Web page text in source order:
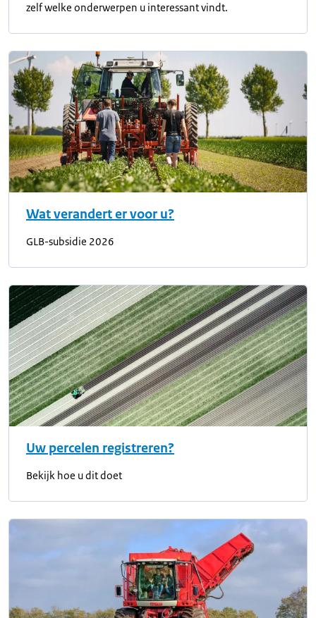
zelf welke onderwerpen u interessant vindt.
Wat verandert er voor u?
GLB-subsidie 2026
Uw percelen registreren?
Bekijk hoe u dit doet